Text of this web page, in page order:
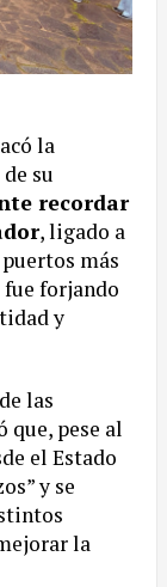
la
su
recordar
, ligado a
más
forjando
y
las
pese al
el Estado
y se
la